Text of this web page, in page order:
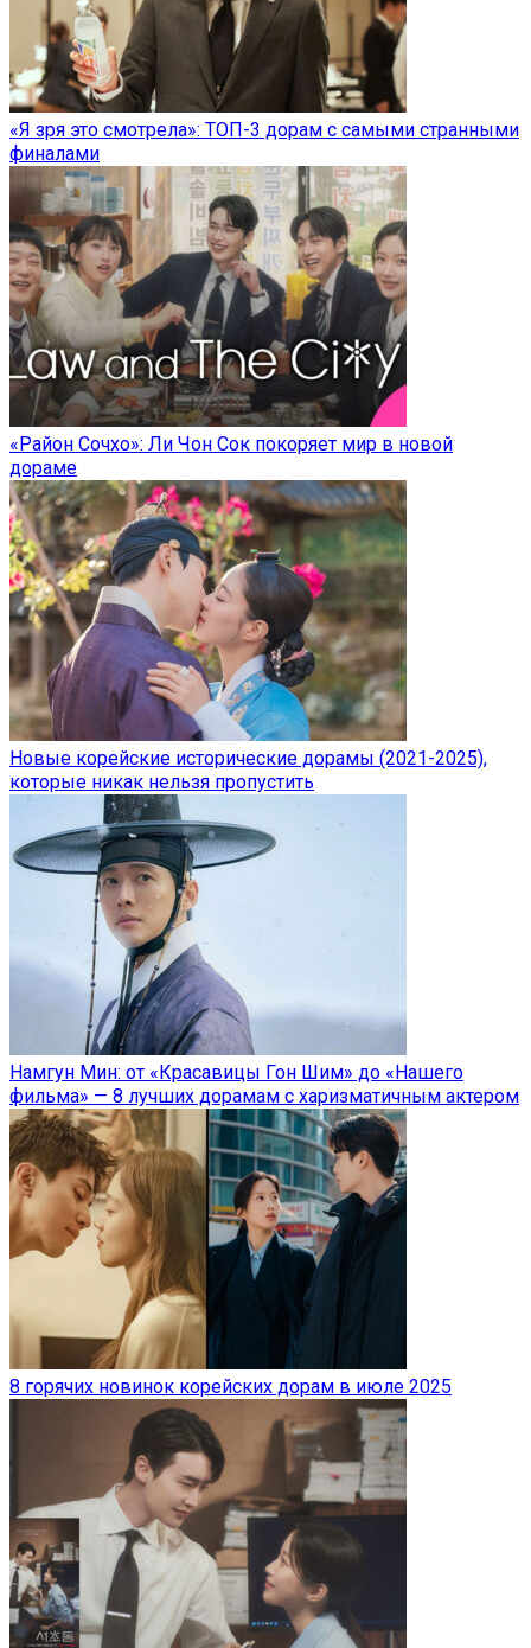
«Я зря это смотрела»: ТОП-3 дорам с самыми странными
финалами
«Район Сочхо»: Ли Чон Сок покоряет мир в новой
дораме
Новые корейские исторические дорамы (2021-2025),
которые никак нельзя пропустить
Намгун Мин: от «Красавицы Гон Шим» до «Нашего
фильма» — 8 лучших дорамам с харизматичным актером
8 горячих новинок корейских дорам в июле 2025